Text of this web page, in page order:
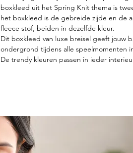
boxkleed uit het Spring Knit thema is
het boxkleed is de gebreide zijde en de
fleece stof, beiden in dezelfde kleur.
Dit boxkleed van luxe breisel geeft jouw
ondergrond tijdens alle speelmomenten
De trendy kleuren passen in ieder